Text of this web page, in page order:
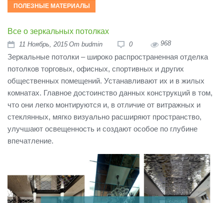
ПОЛЕЗНЫЕ МАТЕРИАЛЫ
Все о зеркальных потолках
11 Ноябрь, 2015 От budmin 0 968
Зеркальные потолки – широко распространенная отделка
потолков торговых, офисных, спортивных и других
общественных помещений. Устанавливают их и в жилых
комнатах. Главное достоинство данных конструкций в том,
что они легко монтируются и, в отличие от витражных и
стеклянных, мягко визуально расширяют пространство,
улучшают освещенность и создают особое по глубине
впечатление.